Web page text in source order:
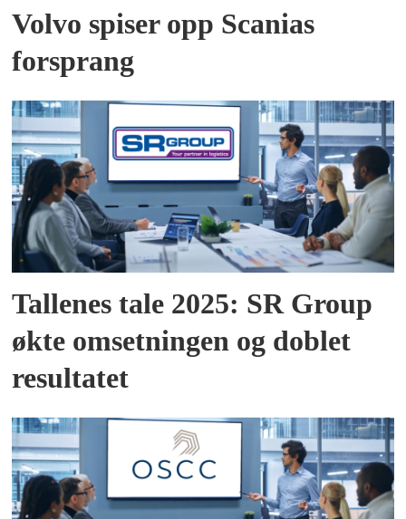
Volvo spiser opp Scanias
forsprang
Tallenes tale 2025: SR Group
økte omsetningen og doblet
resultatet